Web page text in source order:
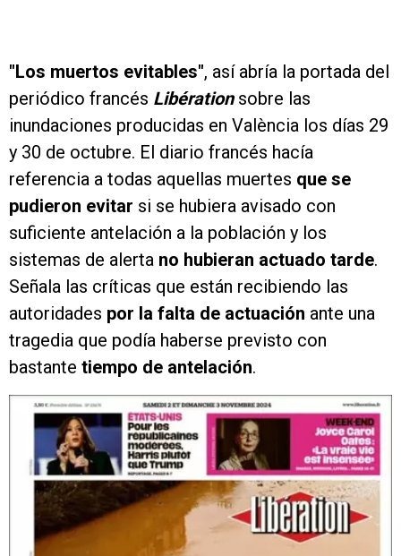
"Los muertos evitables", así abría la portada del
periódico francés Libération sobre las
inundaciones producidas en València los días 29
y 30 de octubre. El diario francés hacía
referencia a todas aquellas muertes que se
pudieron evitar si se hubiera avisado con
suficiente antelación a la población y los
sistemas de alerta no hubieran actuado tarde.
Señala las críticas que están recibiendo las
autoridades por la falta de actuación ante una
tragedia que podía haberse previsto con
bastante tiempo de antelación.